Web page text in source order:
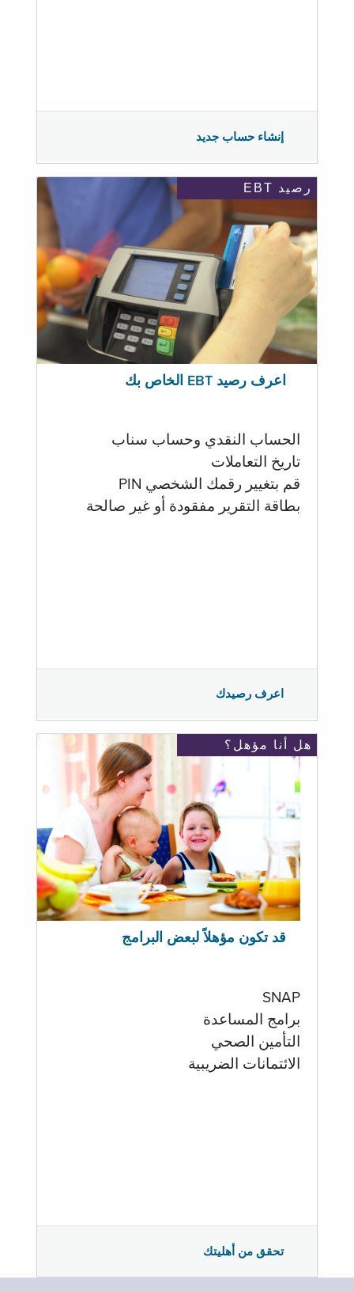
إنشاء حساب جديد
رصيد EBT
اعرف رصيد EBT الخاص بك
الحساب النقدي وحساب سناب
تاريخ التعاملات
قم بتغيير رقمك الشخصي PIN
بطاقة التقرير مفقودة أو غير صالحة
اعرف رصيدك
هل أنا مؤهل؟
قد تكون مؤهلاً لبعض البرامج
SNAP
برامج المساعدة
التأمين الصحي
الائتمانات الضريبية
تحقق من أهليتك